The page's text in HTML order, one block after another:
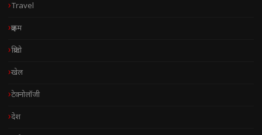
Travel
क्राइम
क्रिप्टो
खेल
टेक्नोलॉजी
देश